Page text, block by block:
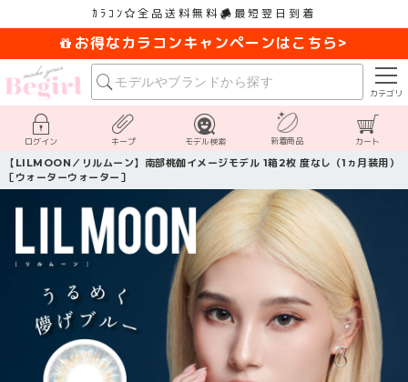
ｶﾗｺﾝ 全品送料無料 最短翌日到着
お得なカラコンキャンペーンはこちら>
カテゴリ
ログイン キープ モデル検索 新着商品 カート
【LILMOON／リルムーン】南部桃伽イメージモデル 1箱2枚 度なし（1ヵ月装用）
［ウォーターウォーター］